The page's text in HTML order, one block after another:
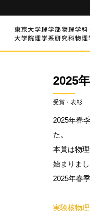
2025
受賞・表彰
2025年春
た。
本賞は物
始まりまし
2025年春
実験核物